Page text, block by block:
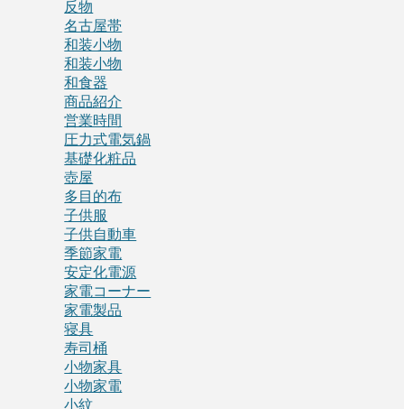
反物
名古屋帯
和装小物
和装小物
和食器
商品紹介
営業時間
圧力式電気鍋
基礎化粧品
壺屋
多目的布
子供服
子供自動車
季節家電
安定化電源
家電コーナー
家電製品
寝具
寿司桶
小物家具
小物家電
小紋